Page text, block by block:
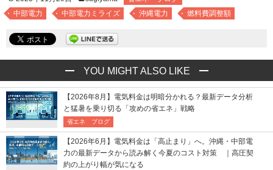
中部電力
中部電力ミライズ 沖縄電力 燃料費調整額
YOU MIGHT ALSO LIKE
【2026年8月】電気料金は明暗分かれる？最新データ分析
と猛暑を乗り切る「攻めの省エネ」戦略
省エネ ブログ
【2026年6月】電気料金は「高止まり」へ。沖縄・中部電
力の最新データから読み解く今夏のコスト対策 ｜高圧契
約の上がり幅が気になる